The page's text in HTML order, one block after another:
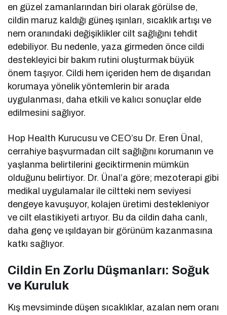
en güzel zamanlarından biri olarak görülse de,
cildin maruz kaldığı güneş ışınları, sıcaklık artışı ve
nem oranındaki değişiklikler cilt sağlığını tehdit
edebiliyor. Bu nedenle, yaza girmeden önce cildi
destekleyici bir bakım rutini oluşturmak büyük
önem taşıyor. Cildi hem içeriden hem de dışarıdan
korumaya yönelik yöntemlerin bir arada
uygulanması, daha etkili ve kalıcı sonuçlar elde
edilmesini sağlıyor.
Hop Health Kurucusu ve CEO’su Dr. Eren Ünal,
cerrahiye başvurmadan cilt sağlığını korumanın ve
yaşlanma belirtilerini geciktirmenin mümkün
olduğunu belirtiyor. Dr. Ünal’a göre; mezoterapi gibi
medikal uygulamalar ile ciltteki nem seviyesi
dengeye kavuşuyor, kolajen üretimi destekleniyor
ve cilt elastikiyeti artıyor. Bu da cildin daha canlı,
daha genç ve ışıldayan bir görünüm kazanmasına
katkı sağlıyor.
Cildin En Zorlu Düşmanları: Soğuk
ve Kuruluk
Kış mevsiminde düşen sıcaklıklar, azalan nem oranı